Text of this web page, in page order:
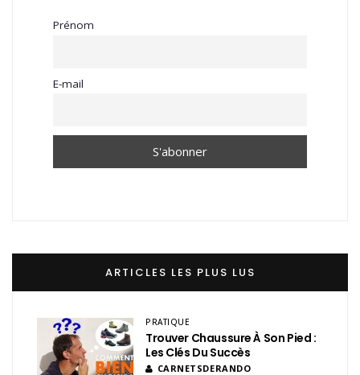
Prénom
E-mail
ARTICLES LES PLUS LUS
PRATIQUE
Trouver Chaussure À Son Pied :
Les Clés Du Succès
CARNETSDERANDO